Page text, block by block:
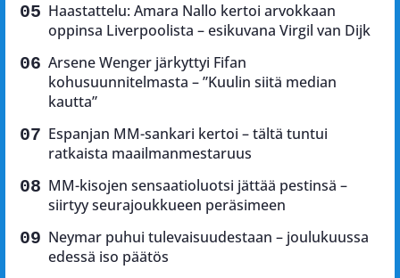
Haastattelu: Amara Nallo kertoi arvokkaan
oppinsa Liverpoolista – esikuvana Virgil van Dijk
Arsene Wenger järkyttyi Fifan
kohusuunnitelmasta – ”Kuulin siitä median
kautta”
Espanjan MM-sankari kertoi – tältä tuntui
ratkaista maailmanmestaruus
MM-kisojen sensaatioluotsi jättää pestinsä –
siirtyy seurajoukkueen peräsimeen
Neymar puhui tulevaisuudestaan – joulukuussa
edessä iso päätös